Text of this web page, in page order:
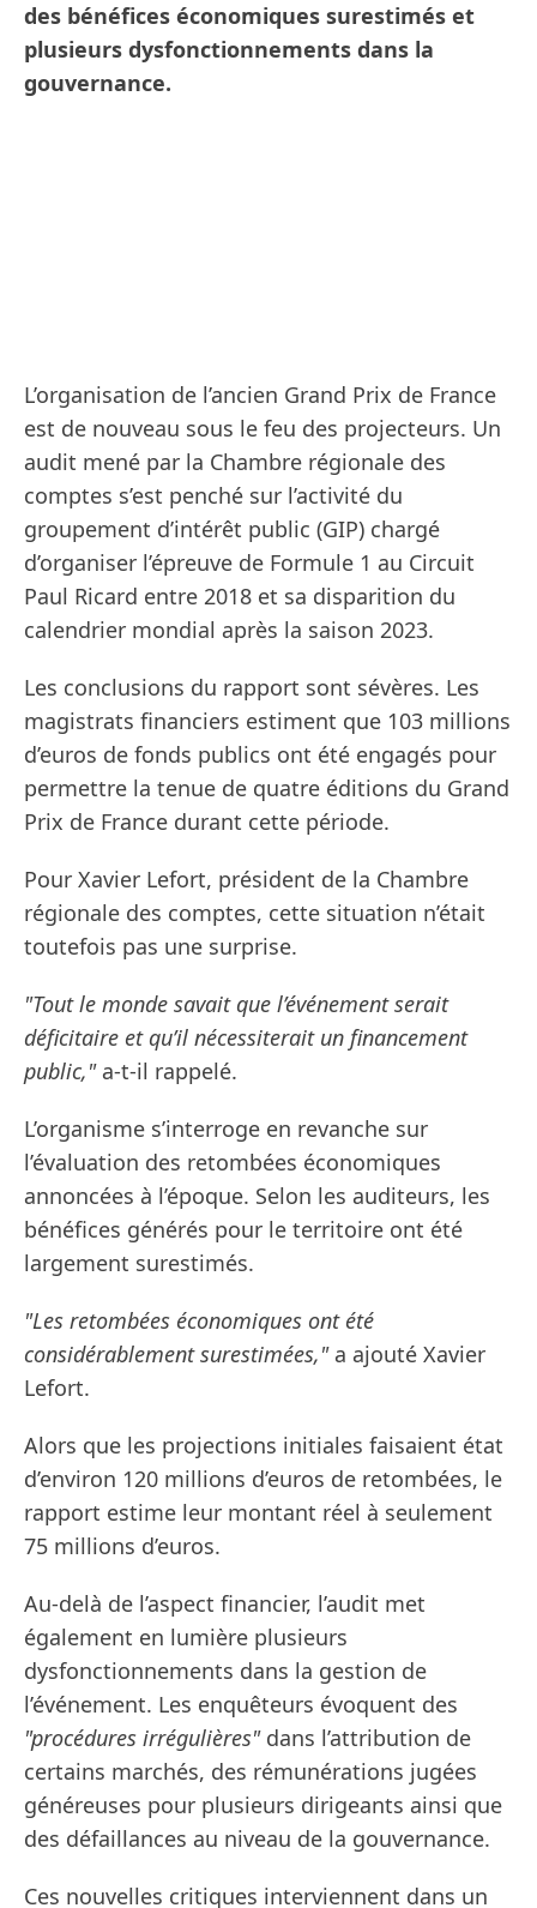
des bénéfices économiques surestimés et
plusieurs dysfonctionnements dans la
gouvernance.
L’organisation de l’ancien Grand Prix de France
est de nouveau sous le feu des projecteurs. Un
audit mené par la Chambre régionale des
comptes s’est penché sur l’activité du
groupement d’intérêt public (GIP) chargé
d’organiser l’épreuve de Formule 1 au Circuit
Paul Ricard entre 2018 et sa disparition du
calendrier mondial après la saison 2023.
Les conclusions du rapport sont sévères. Les
magistrats financiers estiment que 103 millions
d’euros de fonds publics ont été engagés pour
permettre la tenue de quatre éditions du Grand
Prix de France durant cette période.
Pour Xavier Lefort, président de la Chambre
régionale des comptes, cette situation n’était
toutefois pas une surprise.
"Tout le monde savait que l’événement serait
déficitaire et qu’il nécessiterait un financement
public,"a-t-il rappelé.
L’organisme s’interroge en revanche sur
l’évaluation des retombées économiques
annoncées à l’époque. Selon les auditeurs, les
bénéfices générés pour le territoire ont été
largement surestimés.
"Les retombées économiques ont été
considérablement surestimées,"a ajouté Xavier
Lefort.
Alors que les projections initiales faisaient état
d’environ 120 millions d’euros de retombées, le
rapport estime leur montant réel à seulement
75 millions d’euros.
Au-delà de l’aspect financier, l’audit met
également en lumière plusieurs
dysfonctionnements dans la gestion de
l’événement. Les enquêteurs évoquent des
"procédures irrégulières"dans l’attribution de
certains marchés, des rémunérations jugées
généreuses pour plusieurs dirigeants ainsi que
des défaillances au niveau de la gouvernance.
Ces nouvelles critiques interviennent dans un